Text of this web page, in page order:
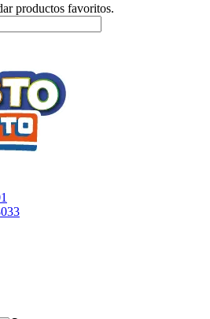
productos favoritos.